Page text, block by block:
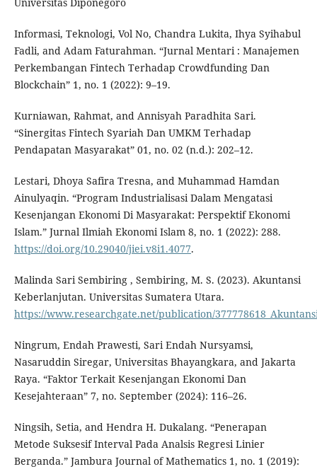
Universitas Diponegoro
Informasi, Teknologi, Vol No, Chandra Lukita, Ihya Syihabul
Fadli, and Adam Faturahman. “Jurnal Mentari : Manajemen
Perkembangan Fintech Terhadap Crowdfunding Dan
Blockchain” 1, no. 1 (2022): 9–19.
Kurniawan, Rahmat, and Annisyah Paradhita Sari.
“Sinergitas Fintech Syariah Dan UMKM Terhadap
Pendapatan Masyarakat” 01, no. 02 (n.d.): 202–12.
Lestari, Dhoya Safira Tresna, and Muhammad Hamdan
Ainulyaqin. “Program Industrialisasi Dalam Mengatasi
Kesenjangan Ekonomi Di Masyarakat: Perspektif Ekonomi
Islam.” Jurnal Ilmiah Ekonomi Islam 8, no. 1 (2022): 288.
https://doi.org/10.29040/jiei.v8i1.4077.
Malinda Sari Sembiring , Sembiring, M. S. (2023). Akuntansi
Keberlanjutan. Universitas Sumatera Utara.
https://www.researchgate.net/publication/
Ningrum, Endah Prawesti, Sari Endah Nursyamsi,
Nasaruddin Siregar, Universitas Bhayangkara, and Jakarta
Raya. “Faktor Terkait Kesenjangan Ekonomi Dan
Kesejahteraan” 7, no. September (2024): 116–26.
Ningsih, Setia, and Hendra H. Dukalang. “Penerapan
Metode Suksesif Interval Pada Analsis Regresi Linier
Berganda.” Jambura Journal of Mathematics 1, no. 1 (2019):